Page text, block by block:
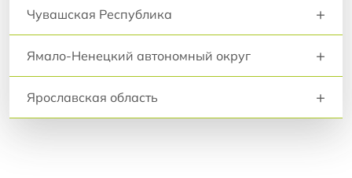
Чувашская Республика +
Ямало-Ненецкий автономный округ +
Ярославская область +